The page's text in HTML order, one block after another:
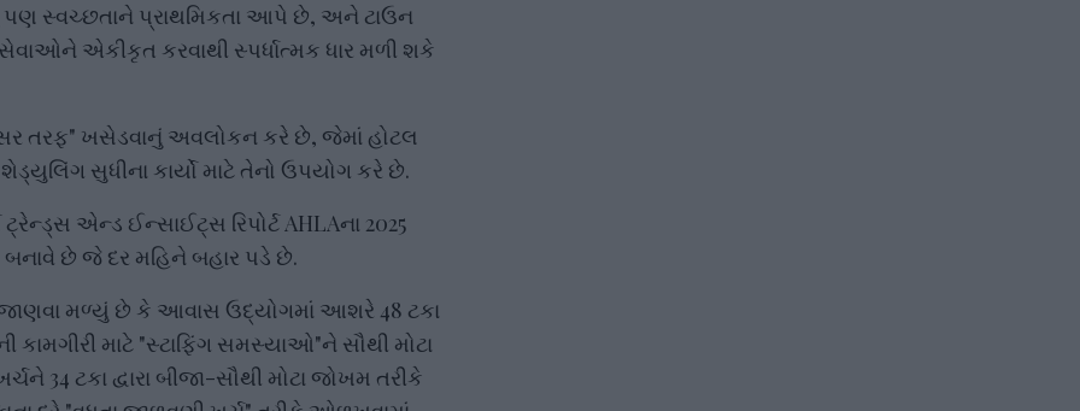
સ્વચ્છતાને પ્રાથમિકતા આપે છે, અને ટાઉન
સેવાઓને એકીકૃત કરવાથી સ્પર્ધાત્મક ધાર મળી શકે
ખસેડવાનું અવલોકન કરે છે, જેમાં હોટલ
સુધીના કાર્યો માટે તેનો ઉપયોગ કરે છે.
એન્ડ ઈન્સાઈટ્સ રિપોર્ટ AHLAના 2025
બનાવે છે જે દર મહિને બહાર પડે છે.
જાણવા મળ્યું છે કે આવાસ ઉદ્યોગમાં આશરે 48 ટકા
કામગીરી માટે "સ્ટાફિંગ સમસ્યાઓ"ને સૌથી મોટા
34 ટકા દ્વારા બીજા-સૌથી મોટા જોખમ તરીકે